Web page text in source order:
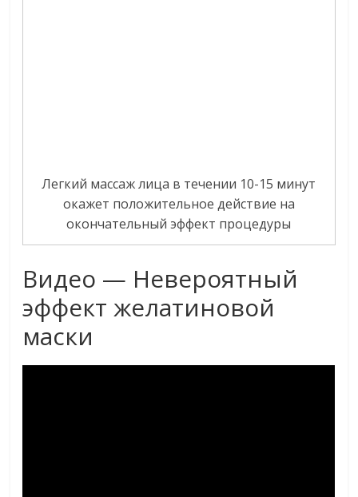
Легкий массаж лица в течении 10-15 минут
окажет положительное действие на
окончательный эффект процедуры
Видео — Невероятный
эффект желатиновой
маски